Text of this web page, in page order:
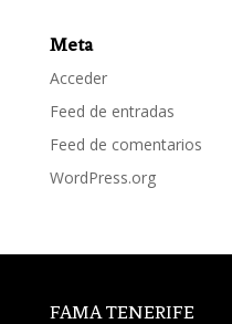
Meta
Acceder
Feed de entradas
Feed de comentarios
WordPress.org
FAMA TENERIFE